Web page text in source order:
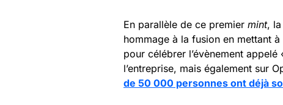
En parallèle de ce premier mint,
hommage à la fusion en mettant
pour célébrer l’évènement
l’entreprise, mais également sur
de 50 000 personnes ont déjà